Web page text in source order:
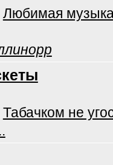
Любимая
Табачком не